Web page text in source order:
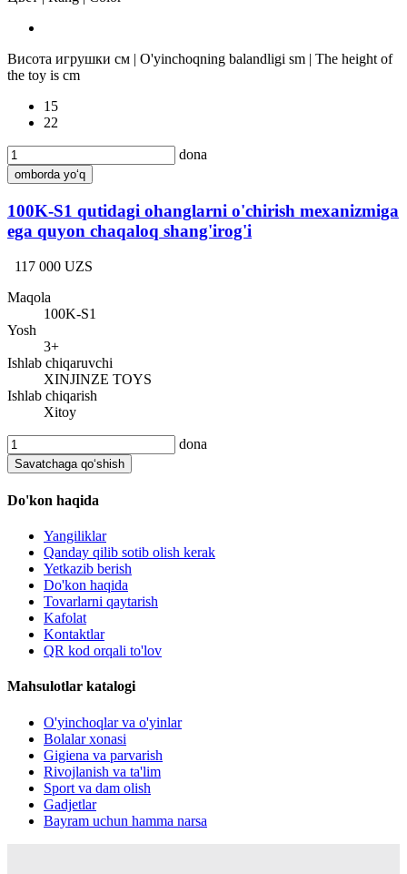
Висота игрушки см | O'yinchoqning balandligi sm | The height of
the toy is cm
15
22
dona
omborda yo‘q
100K-S1 qutidagi ohanglarni o'chirish mexanizmiga
ega quyon chaqaloq shang'irog'i
117 000 UZS
Maqola
100K-S1
Yosh
3+
Ishlab chiqaruvchi
XINJINZE TOYS
Ishlab chiqarish
Xitoy
dona
Savatchaga qo‘shish
Do'kon haqida
Yangiliklar
Qanday qilib sotib olish kerak
Yetkazib berish
Do'kon haqida
Tovarlarni qaytarish
Kafolat
Kontaktlar
QR kod orqali to'lov
Mahsulotlar katalogi
O'yinchoqlar va o'yinlar
Bolalar xonasi
Gigiena va parvarish
Rivojlanish va ta'lim
Sport va dam olish
Gadjetlar
Bayram uchun hamma narsa